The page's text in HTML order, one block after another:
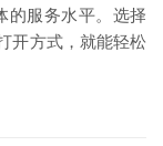
的服务水平。选择
开方式，就能轻松